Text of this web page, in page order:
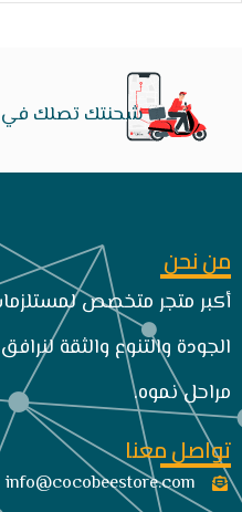
شحنتك تصلك في
من نحن
أكبر متجر متخصص
الجودة والتنوع والثقة
مراحل نموه.
تواصل معنا
info@cocobeestore.com​